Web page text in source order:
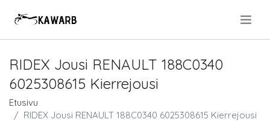
RIDEX Jousi RENAULT 188C0340
6025308615 Kierrejousi
Etusivu
RIDEX Jousi RENAULT 188C0340 6025308615 Kierrejousi